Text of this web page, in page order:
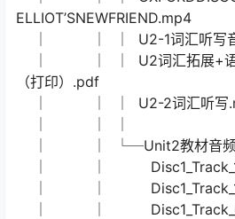
│ │
│ │
│ │
│ │
│ │
│ │
│ │
│ │
│ ├─Unit2课程资料